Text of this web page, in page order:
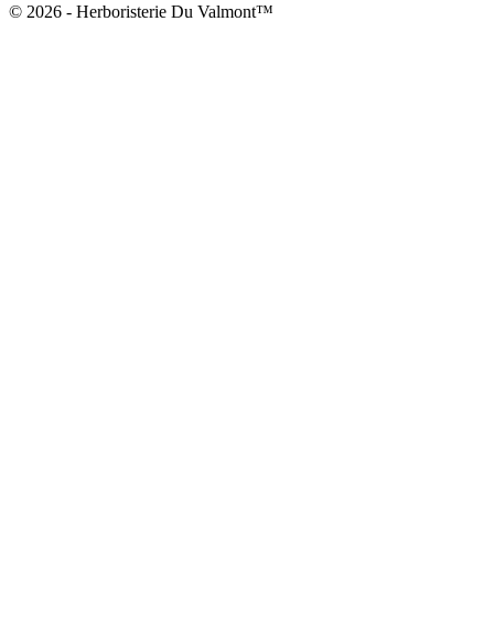
© 2026 - Herboristerie Du Valmont™